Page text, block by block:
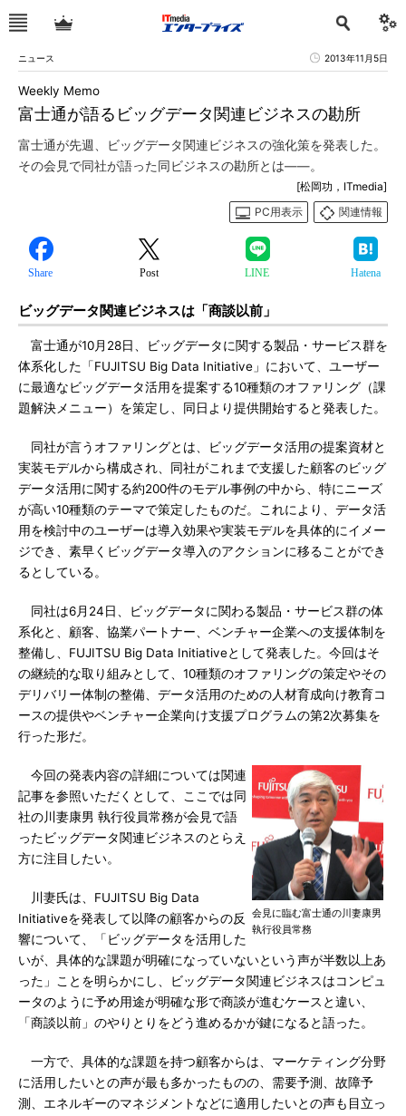
ニュース 2013年11月5日
富士通が語るビッグデータ関連ビジネスの勘所
Weekly Memo
富士通が先週、ビッグデータ関連ビジネスの強化策を発表した。
その会見で同社が語った同ビジネスの勘所とは――。
[松岡功，ITmedia]
PC用表示
関連情報
Share Post LINE Hatena
ビッグデータ関連ビジネスは「商談以前」
富士通が10月28日、ビッグデータに関する製品・サービス群を
体系化した「FUJITSU Big Data Initiative」において、ユーザー
に最適なビッグデータ活用を提案する10種類のオファリング（課
題解決メニュー）を策定し、同日より提供開始すると発表した。
同社が言うオファリングとは、ビッグデータ活用の提案資材と
実装モデルから構成され、同社がこれまで支援した顧客のビッグ
データ活用に関する約200件のモデル事例の中から、特にニーズ
が高い10種類のテーマで策定したものだ。これにより、データ活
用を検討中のユーザーは導入効果や実装モデルを具体的にイメー
ジでき、素早くビッグデータ導入のアクションに移ることができ
るとしている。
同社は6月24日、ビッグデータに関わる製品・サービス群の体
系化と、顧客、協業パートナー、ベンチャー企業への支援体制を
整備し、FUJITSU Big Data Initiativeとして発表した。今回はそ
の継続的な取り組みとして、10種類のオファリングの策定やその
デリバリー体制の整備、データ活用のための人材育成向け教育コ
ースの提供やベンチャー企業向け支援プログラムの第2次募集を
行った形だ。
会見に臨む富士通の川妻康男
執行役員常務
今回の発表内容の詳細については関連
記事を参照いただくとして、ここでは同
社の川妻康男 執行役員常務が会見で語
ったビッグデータ関連ビジネスのとらえ
方に注目したい。
川妻氏は、FUJITSU Big Data
Initiativeを発表して以降の顧客からの反
響について、「ビッグデータを活用した
いが、具体的な課題が明確になっていないという声が半数以上あ
った」ことを明らかにし、ビッグデータ関連ビジネスはコンピュ
ータのように予め用途が明確な形で商談が進むケースと違い、
「商談以前」のやりとりをどう進めるかが鍵になると語った。
一方で、具体的な課題を持つ顧客からは、マーケティング分野
に活用したいとの声が最も多かったものの、需要予測、故障予
測、エネルギーのマネジメントなどに適用したいとの声も目立っ